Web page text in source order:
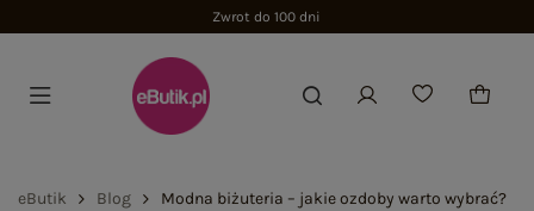
Zwrot do 100 dni
eButik Blog Modna biżuteria – jakie ozdoby warto wybrać?